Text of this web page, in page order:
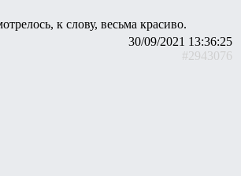
к слову, весьма красиво.
30/09/2021 13:36:25
#2943076